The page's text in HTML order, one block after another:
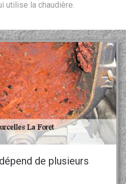
utilise la chaudière.
de plusieurs